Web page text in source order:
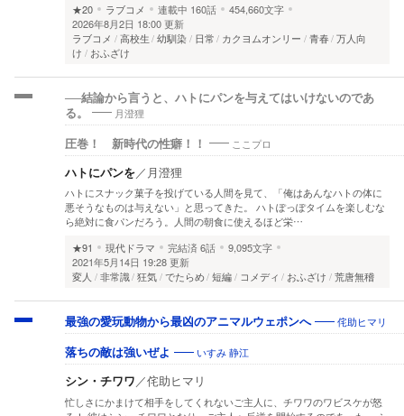
★20
ラブコメ 連載中 160話
454,660文字
2026年8月2日 18:00 更新
ラブコメ
高校生 幼馴染 日常 カクヨムオンリー 青春 万人向
け
おふざけ
──結論から言うと、ハトにパンを与えてはいけないのであ
る。
月澄狸
圧巻！ 新時代の性癖！！ ここプロ
ハトにパンを／ 月澄狸
ハトにスナック菓子を投げている人間を見て、「俺はあんなハトの体に
悪そうなものは与えない」と思ってきた。 ハトぽっぽタイムを楽しむな
ら絶対に食パンだろう。人間の朝食に使えるほど栄…
★91
現代ドラマ 完結済6話
9,095文字
2021年5月14日 19:28 更新
変人
非常識 狂気 でたらめ 短編 コメディ おふざけ 荒唐無稽
最強の愛玩動物から最凶のアニマルウェポンへ 侘助ヒマリ
落ちの敵は強いぜよ いすみ 静江
シン・チワワ／侘助ヒマリ
忙しさにかまけて相手をしてくれないご主人に、チワワのワビスケが怒